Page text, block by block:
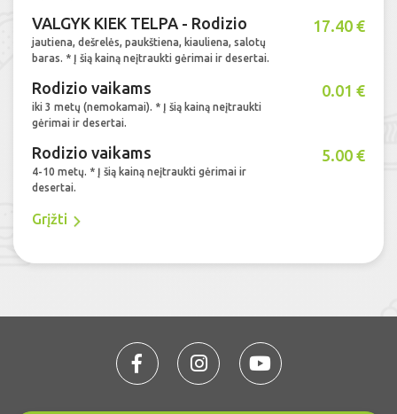
VALGYK KIEK TELPA - Rodizio
jautiena, dešrelės, paukštiena, kiauliena, salotų
baras. * Į šią kainą neįtraukti gėrimai ir desertai.
17.40 €
Rodizio vaikams
iki 3 metų (nemokamai). * Į šią kainą neįtraukti
gėrimai ir desertai.
0.01 €
Rodizio vaikams
4-10 metų. * Į šią kainą neįtraukti gėrimai ir
desertai.
5.00 €
Grįžti